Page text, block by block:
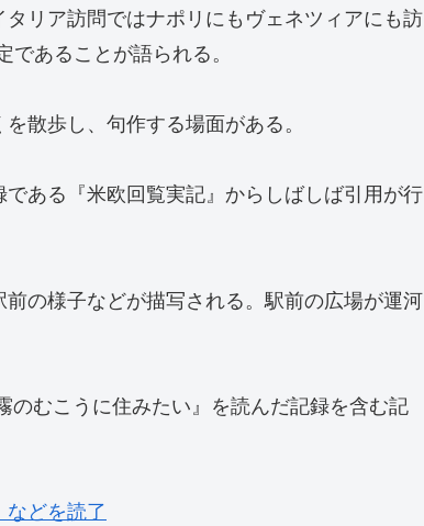
リア訪問ではナポリにもヴェネツィアにも訪
あることが語られる。
散歩し、句作する場面がある。
ある『米欧回覧実記』からしばしば引用が行
の様子などが描写される。駅前の広場が運河
のむこうに住みたい』を読んだ記録を含む記
どを読了